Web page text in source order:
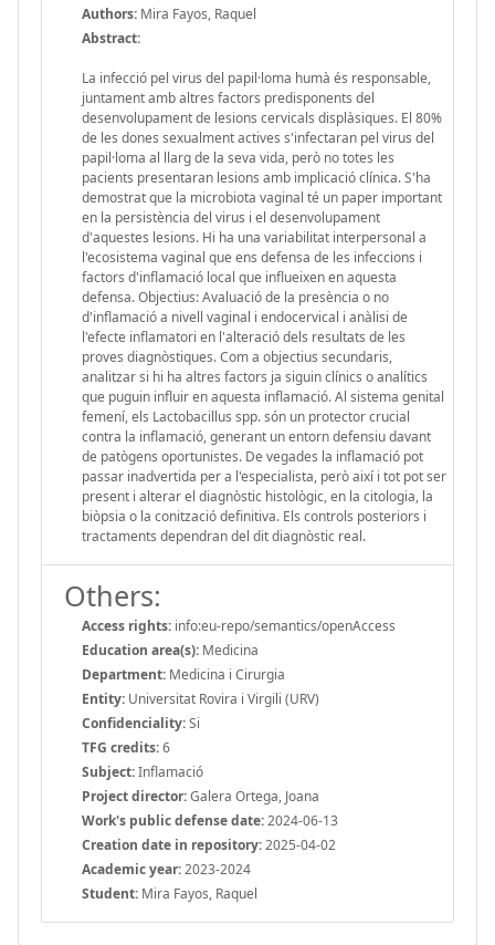
Authors: Mira Fayos, Raquel
Abstract:
La infecció pel virus del papil·loma humà és responsable,
juntament amb altres factors predisponents del
desenvolupament de lesions cervicals displàsiques. El 80%
de les dones sexualment actives s'infectaran pel virus del
papil·loma al llarg de la seva vida, però no totes les
pacients presentaran lesions amb implicació clínica. S'ha
demostrat que la microbiota vaginal té un paper important
en la persistència del virus i el desenvolupament
d'aquestes lesions. Hi ha una variabilitat interpersonal a
l'ecosistema vaginal que ens defensa de les infeccions i
factors d'inflamació local que influeixen en aquesta
defensa. Objectius: Avaluació de la presència o no
d'inflamació a nivell vaginal i endocervical i anàlisi de
l'efecte inflamatori en l'alteració dels resultats de les
proves diagnòstiques. Com a objectius secundaris,
analitzar si hi ha altres factors ja siguin clínics o analítics
que puguin influir en aquesta inflamació. Al sistema genital
femení, els Lactobacillus spp. són un protector crucial
contra la inflamació, generant un entorn defensiu davant
de patògens oportunistes. De vegades la inflamació pot
passar inadvertida per a l'especialista, però així i tot pot ser
present i alterar el diagnòstic histològic, en la citologia, la
biòpsia o la conització definitiva. Els controls posteriors i
tractaments dependran del dit diagnòstic real.
Others:
Access rights: info:eu-repo/semantics/openAccess
Education area(s): Medicina
Department: Medicina i Cirurgia
Entity: Universitat Rovira i Virgili (URV)
Confidenciality:Si
TFG credits:6
Subject:Inflamació
Project director:Galera Ortega, Joana
Work's public defense date:2024-06-13
Creation date in repository:2025-04-02
Academic year:2023-2024
Student: Mira Fayos, Raquel